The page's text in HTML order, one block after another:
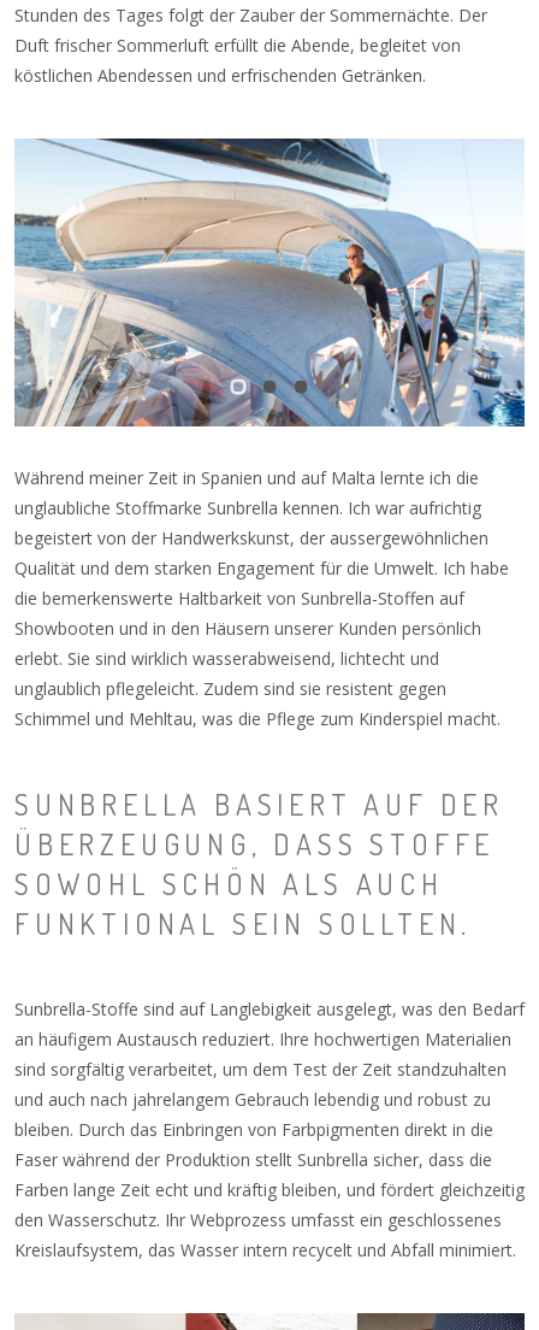
Stunden des Tages folgt der Zauber der Sommernächte. Der
Duft frischer Sommerluft erfüllt die Abende, begleitet von
köstlichen Abendessen und erfrischenden Getränken.
Während meiner Zeit in Spanien und auf Malta lernte ich die
unglaubliche Stoffmarke Sunbrella kennen. Ich war aufrichtig
begeistert von der Handwerkskunst, der aussergewöhnlichen
Qualität und dem starken Engagement für die Umwelt. Ich habe
die bemerkenswerte Haltbarkeit von Sunbrella-Stoffen auf
Showbooten und in den Häusern unserer Kunden persönlich
erlebt. Sie sind wirklich wasserabweisend, lichtecht und
unglaublich pflegeleicht. Zudem sind sie resistent gegen
Schimmel und Mehltau, was die Pflege zum Kinderspiel macht.
SUNBRELLA BASIERT AUF DER
ÜBERZEUGUNG, DASS STOFFE
SOWOHL SCHÖN ALS AUCH
FUNKTIONAL SEIN SOLLTEN.
Sunbrella-Stoffe sind auf Langlebigkeit ausgelegt, was den Bedarf
an häufigem Austausch reduziert. Ihre hochwertigen Materialien
sind sorgfältig verarbeitet, um dem Test der Zeit standzuhalten
und auch nach jahrelangem Gebrauch lebendig und robust zu
bleiben. Durch das Einbringen von Farbpigmenten direkt in die
Faser während der Produktion stellt Sunbrella sicher, dass die
Farben lange Zeit echt und kräftig bleiben, und fördert gleichzeitig
den Wasserschutz. Ihr Webprozess umfasst ein geschlossenes
Kreislaufsystem, das Wasser intern recycelt und Abfall minimiert.